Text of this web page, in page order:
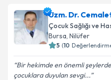
Uzm. Dr.
Çocuk Sağlığı ve
Bursa, Nilüfer
5 (10
Bir hekimde en önemli
çocuklara duyulan sevgi...